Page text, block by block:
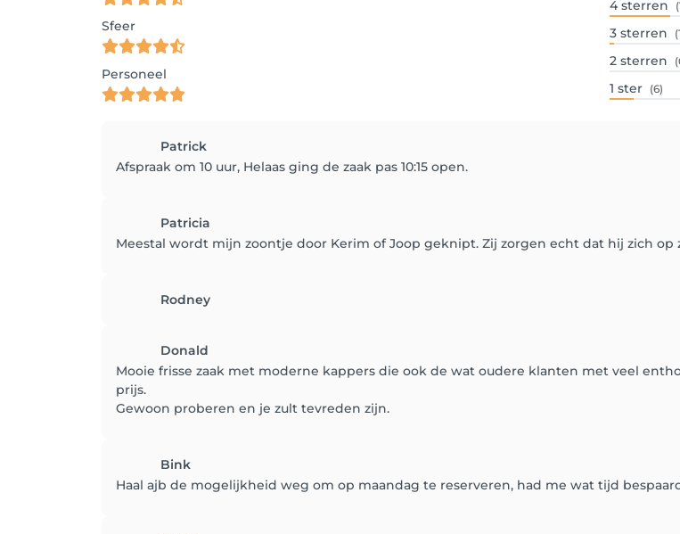
Sfeer
Personeel
4 sterren
3 sterren
2 sterren
1 ster (6)
Patrick
Afspraak om 10 uur, Helaas ging de zaak pas 10:15 open.
Patricia
Meestal wordt mijn zoontje door Kerim of Joop geknipt. Zij zorgen echt dat hij zich
Rodney
Donald
Mooie frisse zaak met moderne kappers die ook de wat oudere klanten met veel
prijs.
Gewoon proberen en je zult tevreden zijn.
Bink
Haal ajb de mogelijkheid weg om op maandag te reserveren, had me wat tijd